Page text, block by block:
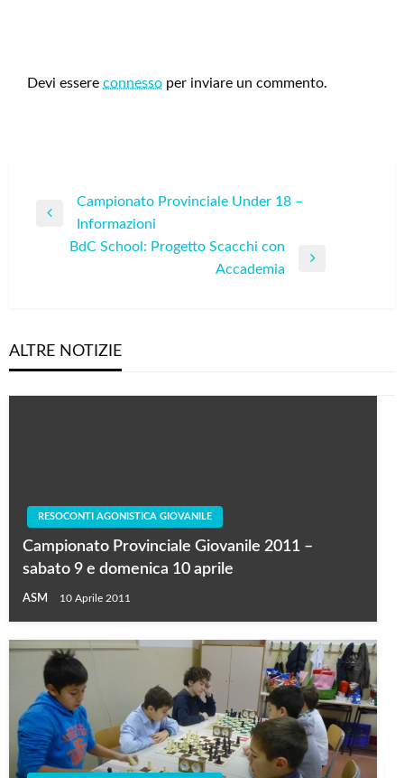
Devi essere connesso per inviare un commento.
Navigazione
articoli
Previous
Campionato Provinciale Under 18 –
Informazioni
BdC School: Progetto Scacchi con
Accademia
ALTRE NOTIZIE
RESOCONTI AGONISTICA GIOVANILE
Campionato Provinciale Giovanile 2011 –
sabato 9 e domenica 10 aprile
ASM 10 Aprile 2011